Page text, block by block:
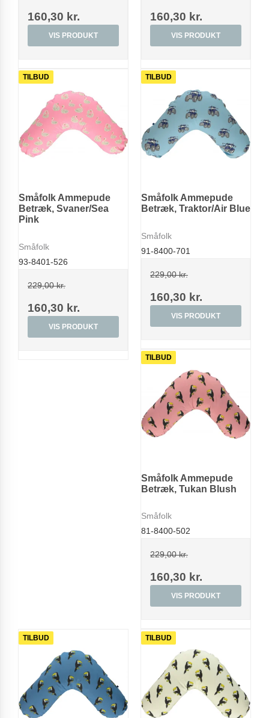
160,30 kr.
VIS PRODUKT
160,30 kr.
VIS PRODUKT
TILBUD
Småfolk Ammepude
Betræk, Svaner/Sea
Pink
Småfolk
93-8401-526
229,00 kr.
160,30 kr.
VIS PRODUKT
TILBUD
Småfolk Ammepude
Betræk, Traktor/Air Blue
Småfolk
91-8400-701
229,00 kr.
160,30 kr.
VIS PRODUKT
TILBUD
Småfolk Ammepude
Betræk, Tukan Blush
Småfolk
81-8400-502
229,00 kr.
160,30 kr.
VIS PRODUKT
TILBUD TILBUD